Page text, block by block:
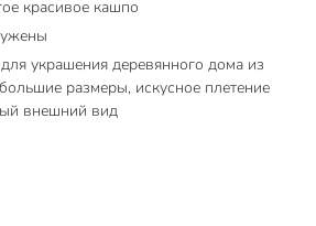
красивое кашпо
украшения деревянного дома из
размеры, искусное плетение
внешний вид